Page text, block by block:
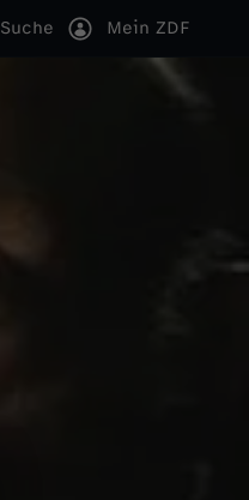
Suche Mein ZDF